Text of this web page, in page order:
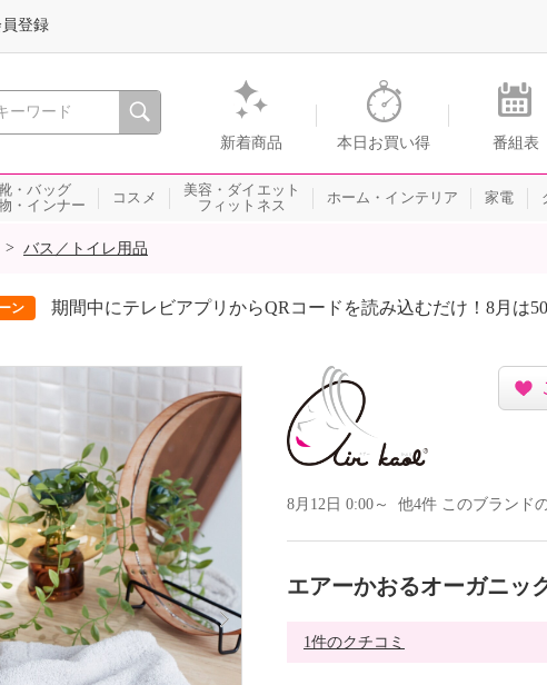
どる、瞬間を。通販・テレビショッピングのショップチャンネル
新着商品 本日お買い得 番組表
登録
・バッグ
・インナー
コスメ
美容・ダイエット
フィットネス
ホーム・インテリア 家電
> バス／トイレ用品
ン 期間中にテレビアプリからQRコードを読み込むだけ！8月は
8月12日 0:00～ 他4件 このブランド
エアーかおるオーガニッ
1件のクチコミ